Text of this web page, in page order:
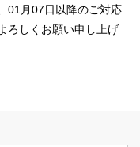
01月07日以降のご対応
ろしくお願い申し上げ